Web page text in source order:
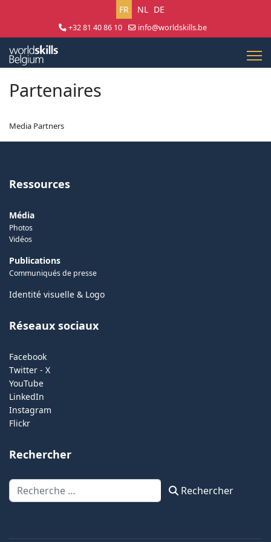
Sélectionnez votre langue
FR NL DE
+32 81 40 86 10
info@worldskills.be
Partenaires
Media Partners
Ressources
Média
Photos
Vidéos
Publications
Communiqués de presse
Identité visuelle & Logo
Réseaux sociaux
Facebook
Twitter - X
YouTube
LinkedIn
Instagram
Flickr
Rechercher
Rechercher Rechercher